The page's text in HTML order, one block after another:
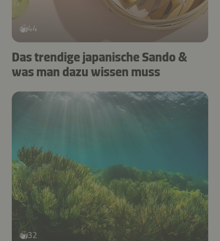
44
Das trendige japanische Sando &
was man dazu wissen muss
32